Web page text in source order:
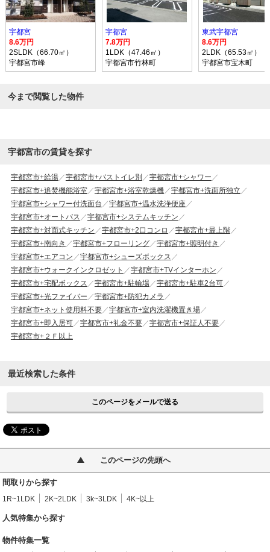
宇都宮
8.6万円
2SLDK（66.70㎡）
宇都宮市峰
宇都宮
7.8万円
1LDK（47.46㎡）
宇都宮市竹林町
東武宇都宮
8.6万円
2LDK（65.53㎡）
宇都宮市宝木町
今まで閲覧した物件
宇都宮市の賃貸を探す
宇都宮市+給湯 宇都宮市+バストイレ別
宇都宮市+シャワー
宇都宮市+追焚機能浴室
宇都宮市+浴室乾燥機
宇都宮市+洗面所独立
宇都宮市+シャワー付洗面台
宇都宮市+温水洗浄便座
宇都宮市+オートバス
宇都宮市+システムキッチン
宇都宮市+対面式キッチン
宇都宮市+2口コンロ
宇都宮市+最上階
宇都宮市+南向き
宇都宮市+フローリング
宇都宮市+照明付き
宇都宮市+エアコン
宇都宮市+シューズボックス
宇都宮市+ウォークインクロゼット
宇都宮市+TVインターホン
宇都宮市+宅配ボックス
宇都宮市+駐輪場
宇都宮市+駐車2台可
宇都宮市+光ファイバー
宇都宮市+防犯カメラ
宇都宮市+ネット使用料不要
宇都宮市+室内洗濯機置き場
宇都宮市+即入居可
宇都宮市+礼金不要
宇都宮市+保証人不要
宇都宮市+２Ｆ以上
最近検索した条件
このページをメールで送る
このページの先頭へ
間取りから探す
1R~1LDK 2K~2LDK 3k~3LDK 4K~以上
人気特集から探す
物件特集一覧